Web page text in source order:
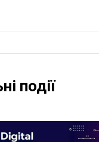
події